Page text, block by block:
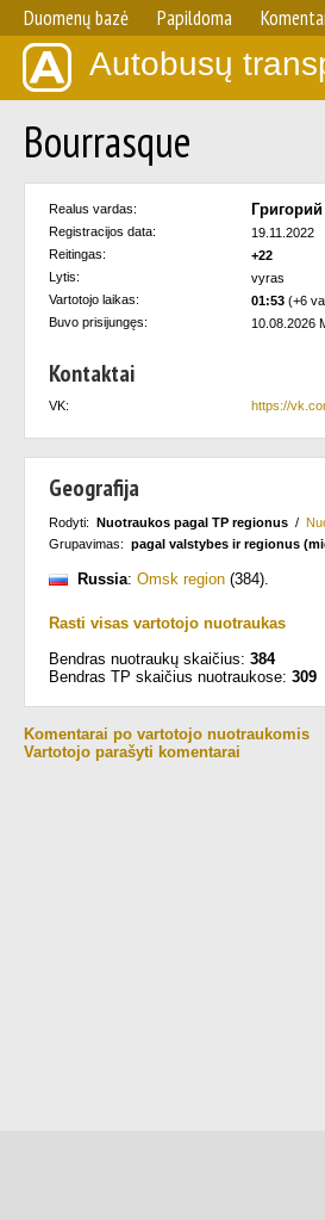
Duomenų bazė Papildoma
Autobusų
Bourrasque
Realus vardas: Григорий
Registracijos data:
19.11.2022
Reitingas:
+22
Lytis:
vyras
Vartotojo laikas:
01:53 (+6
Buvo prisijungęs:
10.08.2026
Kontaktai
VK: https://
Geografija
Rodyti: Nuotraukos pagal TP regionus /
Grupavimas: pagal valstybes ir regionus
Russia: Omsk region (384).
Rasti visas vartotojo nuotraukas
Bendras nuotraukų skaičius: 384
Bendras TP skaičius nuotraukose: 309
Komentarai po vartotojo nuotraukomis
Vartotojo parašyti komentarai